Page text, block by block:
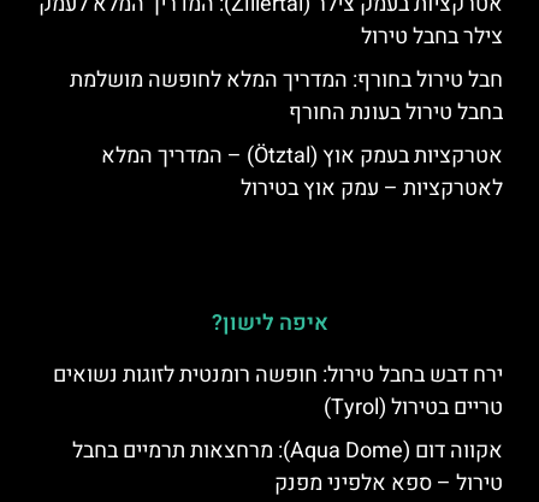
צילר בחבל טירול
חבל טירול בחורף: המדריך המלא לחופשה מושלמת
בחבל טירול בעונת החורף
אטרקציות בעמק אוץ (Ötztal) – המדריך המלא
לאטרקציות – עמק אוץ בטירול
איפה לישון?
ירח דבש בחבל טירול: חופשה רומנטית לזוגות נשואים
טריים בטירול (Tyrol)
אקווה דום (Aqua Dome): מרחצאות תרמיים בחבל
טירול – ספא אלפיני מפנק